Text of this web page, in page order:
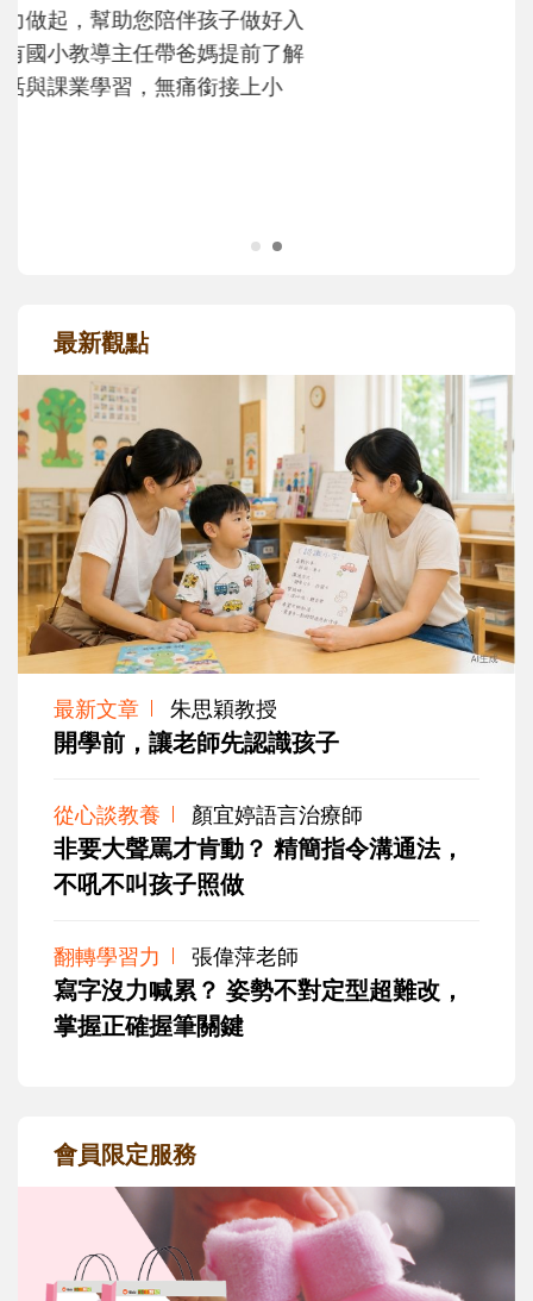
次「前所未有」的體驗中，跟著孩子一起長
大。從給予安全感的肢體遊戲，到獨立自
主、角色認同及解決問題的能力養成。爸爸
最新觀點
最新文章 朱思穎教授
開學前，讓老師先認識孩子
從心談教養 顏宜婷語言治療師
非要大聲罵才肯動？ 精簡指令溝通法，
不吼不叫孩子照做
翻轉學習力 張偉萍老師
寫字沒力喊累？ 姿勢不對定型超難改，
掌握正確握筆關鍵
會員限定服務